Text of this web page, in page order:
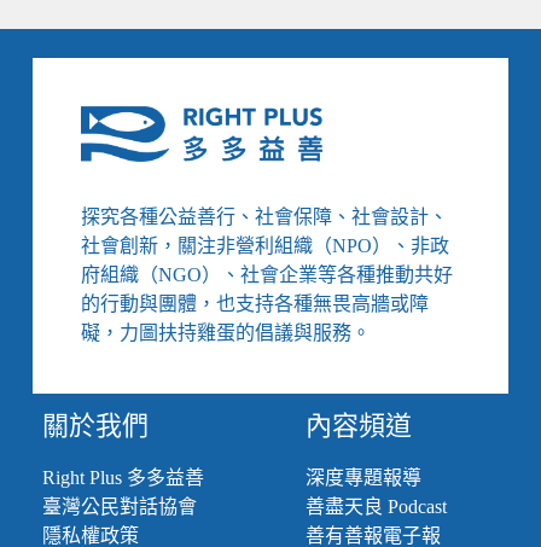
探究各種公益善行、社會保障、社會設計、
社會創新，關注非營利組織（NPO）、非政
府組織（NGO）、社會企業等各種推動共好
的行動與團體，也支持各種無畏高牆或障
礙，力圖扶持雞蛋的倡議與服務。
關於我們
Right Plus 多多益善
臺灣公民對話協會
隱私權政策
內容頻道
深度專題報導
善盡天良 Podcast
善有善報電子報